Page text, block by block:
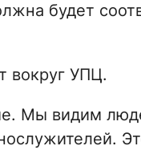
будет
вокруг УПЦ.
Мы видим